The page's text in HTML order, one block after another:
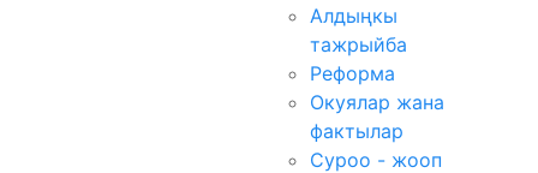
Алдыңкы
тажрыйба
Реформа
Окуялар жана
фактылар
Суроо - жооп